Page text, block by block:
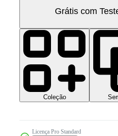
Grátis com
Coleção
Licença Pro Standard